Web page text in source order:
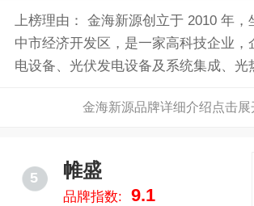
上榜理由： 金海新源创立于 2010 年，
中市经济开发区，是一家高科技企业，
电设备、光伏发电设备及系统集成、光
大板块，具备完善的产业配套能力。
金海新源品牌详细介绍点击展
5 帷盛
品牌指数: 9.1